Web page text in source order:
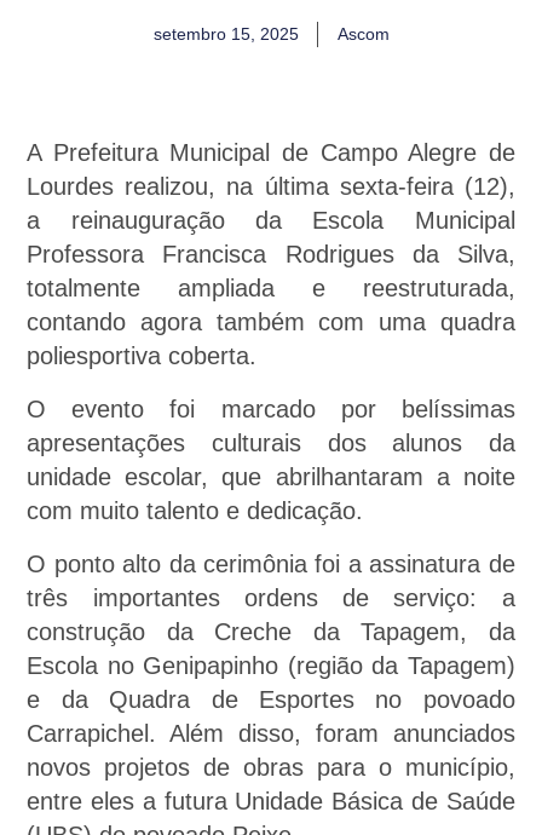
setembro 15, 2025 Ascom
A Prefeitura Municipal de Campo Alegre de
Lourdes realizou, na última sexta-feira (12),
a reinauguração da Escola Municipal
Professora Francisca Rodrigues da Silva,
totalmente ampliada e reestruturada,
contando agora também com uma quadra
poliesportiva coberta.
O evento foi marcado por belíssimas
apresentações culturais dos alunos da
unidade escolar, que abrilhantaram a noite
com muito talento e dedicação.
O ponto alto da cerimônia foi a assinatura de
três importantes ordens de serviço: a
construção da Creche da Tapagem, da
Escola no Genipapinho (região da Tapagem)
e da Quadra de Esportes no povoado
Carrapichel. Além disso, foram anunciados
novos projetos de obras para o município,
entre eles a futura Unidade Básica de Saúde